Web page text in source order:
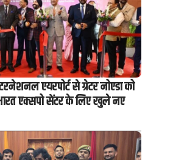
एयरपोर्ट से ग्रेटर नोएडा को
एक्सपो सेंटर के लिए खुले नए